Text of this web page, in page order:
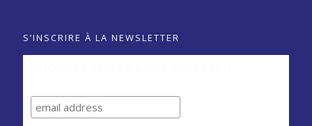
S’INSCRIRE À LA NEWSLETTER